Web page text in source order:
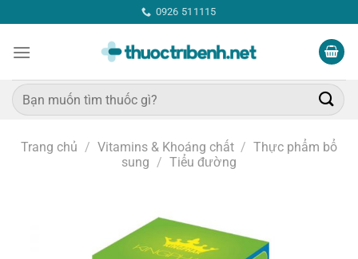
qua
nội
0926 511115
Tìm
kiếm:
Trang chủ / Vitamins & Khoáng chất / Thực phẩm bổ
sung / Tiểu đường